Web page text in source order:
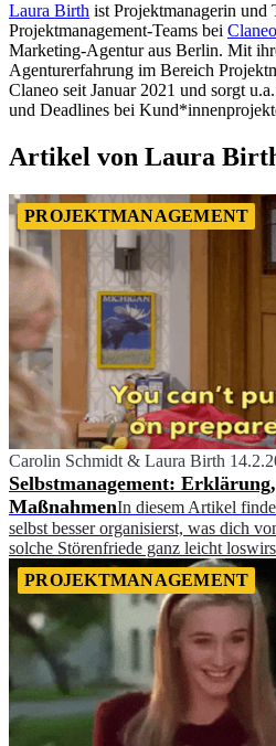
Laura Birth ist Projektmanagerin und
Projektmanagement-Teams bei Claneo
Marketing-Agentur aus Berlin. Mit
Agenturerfahrung im Bereich
Claneo seit Januar 2021 und sorgt
und Deadlines bei
Artikel von Laura
PROJEKTMANAGEMENT
Carolin Schmidt & Laura Birth
Selbstmanagement:
MaßnahmenIn diesem Artikel
selbst besser organisierst, was dich
solche Störenfriede ganz leicht
PROJEKTMANAGEMENT